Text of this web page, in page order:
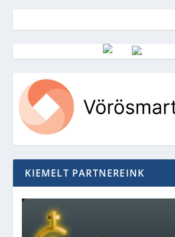
KIEMELT PARTNEREINK